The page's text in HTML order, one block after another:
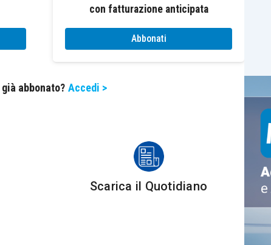
con fatturazione anticipata
Abbonati
già abbonato? Accedi >
Scarica il Quotidiano